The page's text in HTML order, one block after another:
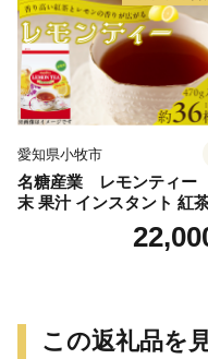
愛知県小牧市
名糖産業 レモンティ
末 果汁 インスタント 紅
タミンC 袋 ロングセラー
末飲料 粉末茶 簡単 手軽
この返礼品を